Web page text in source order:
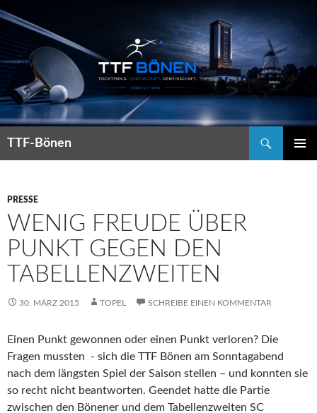
TTF-Bönen
PRESSE
WENIG FREUDE ÜBER
PUNKT GEGEN DEN
TABELLENZWEITEN
30. MÄRZ 2015 TOPEL SCHREIBE EINEN KOMMENTAR
Einen Punkt gewonnen oder einen Punkt verloren? Die
Fragen mussten - sich die TTF Bönen am Sonntagabend
nach dem längsten Spiel der Saison stellen – und konnten sie
so recht nicht beantworten. Geendet hatte die Partie
zwischen den Bönener und dem Tabellenzweiten SC